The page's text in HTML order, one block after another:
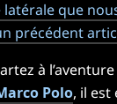
que
précédent
à
Polo, il est